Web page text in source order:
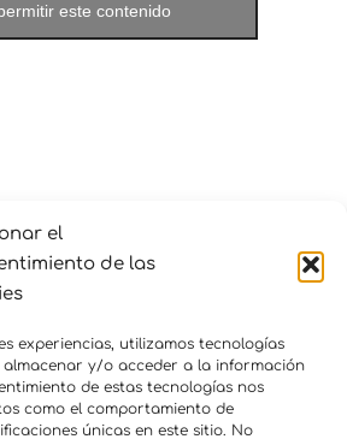
el
de las
experiencias, utilizamos tecnologías
y/o acceder a la información
de estas tecnologías nos
como el comportamiento de
únicas en este sitio. No
, Valencia 465200 España +
este contenido
Profundización en